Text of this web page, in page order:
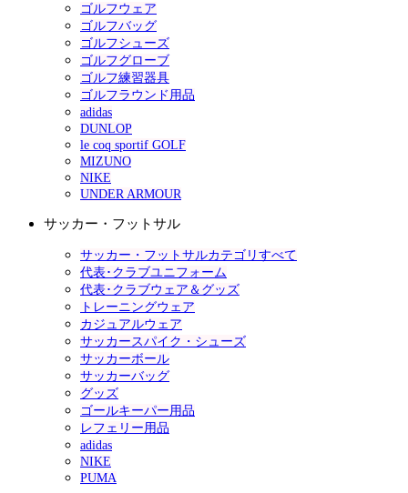
ゴルフウェア
ゴルフバッグ
ゴルフシューズ
ゴルフグローブ
ゴルフ練習器具
ゴルフラウンド用品
adidas
DUNLOP
le coq sportif GOLF
MIZUNO
NIKE
UNDER ARMOUR
サッカー・フットサル
サッカー・フットサルカテゴリすべて
代表･クラブユニフォーム
代表･クラブウェア＆グッズ
トレーニングウェア
カジュアルウェア
サッカースパイク・シューズ
サッカーボール
サッカーバッグ
グッズ
ゴールキーパー用品
レフェリー用品
adidas
NIKE
PUMA